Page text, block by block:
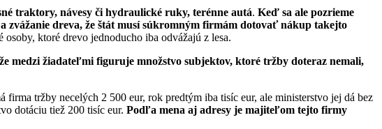
traktory, návesy či hydraulické ruky, terénne autá. Keď sa ale pozrieme
zvážanie dreva, že štát musí súkromným firmám dotovať nákup takejto
ktoré drevo jednoducho iba odvážajú z lesa.
medzi žiadateľmi figuruje množstvo subjektov, ktoré tržby doteraz nemali,
tržby necelých 2 500 eur, rok predtým iba tisíc eur, ale ministerstvo jej dá bez
dotáciu tiež 200 tisíc eur. Podľa mena aj adresy je majiteľom tejto firmy